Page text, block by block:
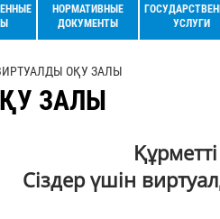
НОРМАТИВНЫЕ
ДОКУМЕНТЫ
УСЛУГИ
ОҚУ ЗАЛЫ
ЗАЛЫ
Сіздер үшін